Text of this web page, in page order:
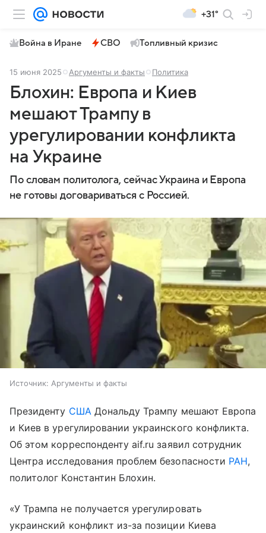
+31°
Война в Иране СВО Топливный кризис
15 июня 2025 Аргументы и факты Политика
Блохин: Европа и Киев
мешают Трампу в
урегулировании конфликта
на Украине
По словам политолога, сейчас Украина и Европа
не готовы договариваться с Россией.
Источник: Аргументы и факты
Президенту США Дональду Трампу мешают Европа
и Киев в урегулировании украинского конфликта.
Об этом корреспонденту aif.ru заявил сотрудник
Центра исследования проблем безопасности РАН,
политолог Константин Блохин.
«У Трампа не получается урегулировать
украинский конфликт из-за позиции Киева